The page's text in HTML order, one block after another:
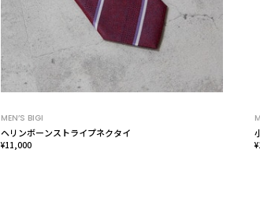
MEN’S BIGI
ヘリンボーンストライプネクタイ
¥11,000